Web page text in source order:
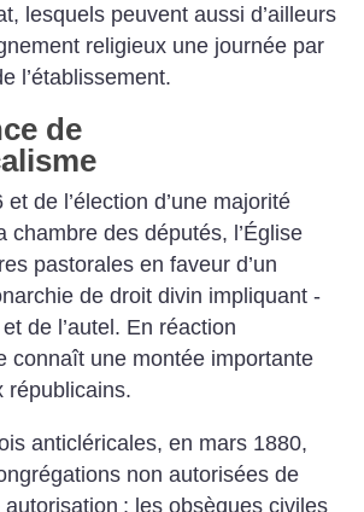
lesquels peuvent aussi d’ailleurs
religieux une journée par
l’établissement.
de
de l’élection d’une majorité
chambre des députés, l’Église
pastorales en faveur d’un
de droit divin impliquant
et de l’autel. En réaction
connaît une montée importante
républicains.
anticléricales, en mars 1880,
non autorisées de
; les obsèques civiles